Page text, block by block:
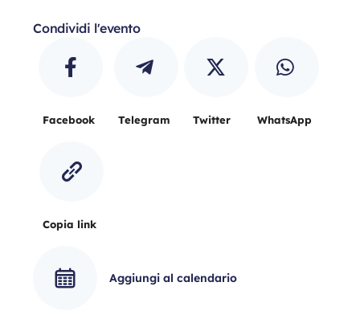
Condividi l'evento
Facebook Telegram Twitter WhatsApp
Copia link
Aggiungi al calendario